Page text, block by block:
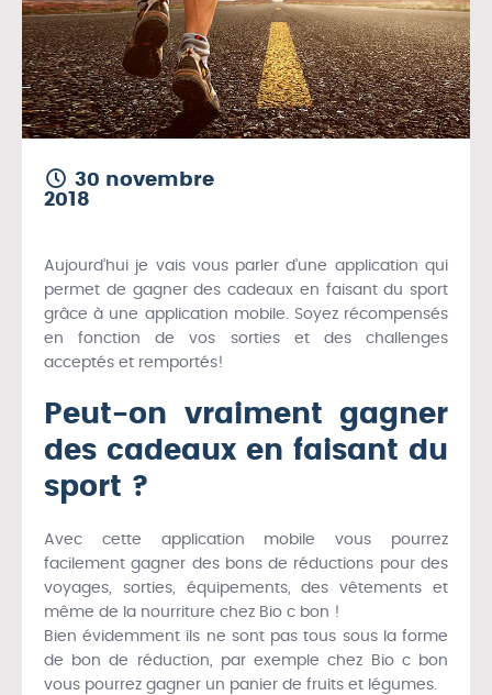
30 novembre
2018
Aujourd’hui je vais vous parler d’une application qui
permet de gagner des cadeaux en faisant du sport
grâce à une application mobile. Soyez récompensés
en fonction de vos sorties et des challenges
acceptés et remportés!
Peut-on vraiment gagner
des cadeaux en faisant du
sport ?
Avec cette application mobile vous pourrez
facilement gagner des bons de réductions pour des
voyages, sorties, équipements, des vêtements et
même de la nourriture chez Bio c bon !
Bien évidemment ils ne sont pas tous sous la forme
de bon de réduction, par exemple chez Bio c bon
vous pourrez gagner un panier de fruits et légumes.